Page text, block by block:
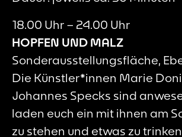
18.00 Uhr – 24.00 Uhr
HOPFEN UND MALZ
Sonderausstellungsfläche,
Die Künstler*innen Marie
Johannes Specks sind
laden euch ein mit ihnen am
zu stehen und etwas zu